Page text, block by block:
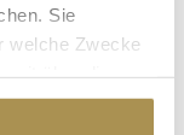
Sie
welche Zwecke
das Privacy